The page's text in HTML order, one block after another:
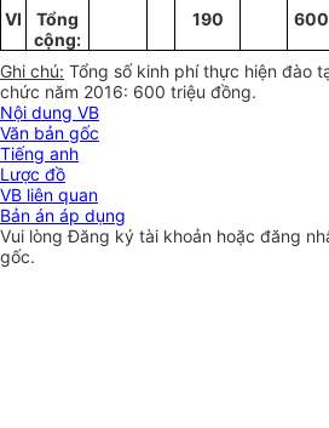
VI Tổng
cộng:
190 600
Ghi chú: Tổng số kinh phí thực hiện đào
chức năm 2016: 600 triệu đồng.
Nội dung VB
Văn bản gốc
Tiếng anh
Lược đồ
VB liên quan
Bản án áp dụng
Vui lòngĐăng ký tài khoản hoặc đăng
gốc.